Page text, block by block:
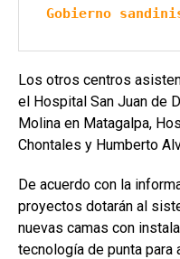
Gobierno
Los otros centros
el Hospital San Juan de
Molina en Matagalpa,
Chontales y Humberto
De acuerdo con la
proyectos dotarán al
nuevas camas con
tecnología de punta para